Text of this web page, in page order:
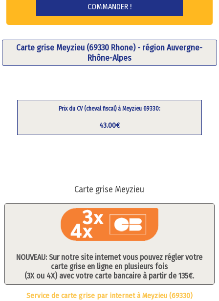
Carte grise Meyzieu (69330 Rhone) - région Auvergne-
Rhône-Alpes
Prix du CV (cheval fiscal) à Meyzieu 69330:
43.00€
Carte grise Meyzieu
NOUVEAU: Sur notre site internet vous pouvez régler votre
carte grise en ligne en plusieurs fois
(3X ou 4X) avec votre carte bancaire à partir de 135€.
Service de carte grise par internet à Meyzieu (69330)